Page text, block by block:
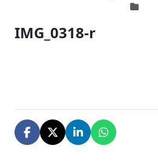
IMG_0318-r